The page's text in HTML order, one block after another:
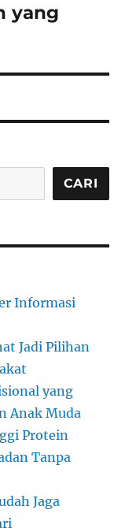
yang
CARI
Informasi
Jadi Pilihan
yang
Anak Muda
Protein
Tanpa
Jaga